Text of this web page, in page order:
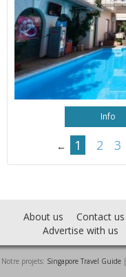
Info
← 1 2 3
About us Contact us
Advertise with us
Notre projets: Singapore Travel Guide |